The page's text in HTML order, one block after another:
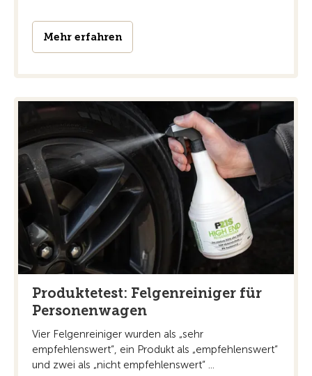
Mehr erfahren
Produktetest: Felgenreiniger für
Personenwagen
Vier Felgenreiniger wurden als „sehr
empfehlenswert“, ein Produkt als „empfehlenswert“
und zwei als „nicht empfehlenswert“ ...